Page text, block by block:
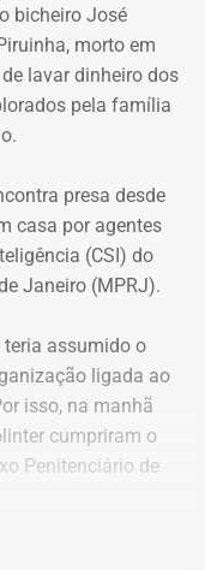
bicheiro José
morto em
lavar dinheiro dos
pela família
presa desde
casa por agentes
(CSI) do
Janeiro (MPRJ).
teria assumido o
ligada ao
isso, na manhã
cumpriram o
Penitenciário de
mandados de